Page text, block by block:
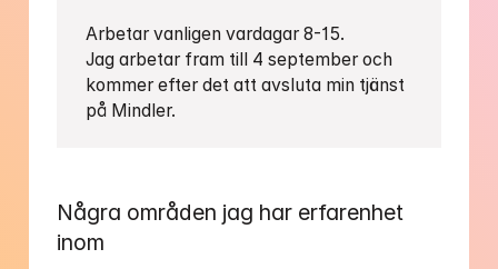
Arbetar vanligen vardagar 8-15.
Jag arbetar fram till 4 september och
kommer efter det att avsluta min tjänst
på Mindler.
Några områden jag har erfarenhet
inom